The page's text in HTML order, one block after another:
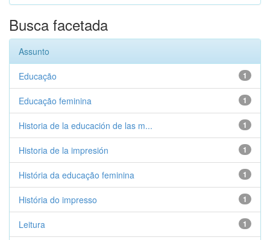
Busca facetada
Assunto
1
Educação
1
Educação feminina
1
Historia de la educación de las m...
1
Historia de la impresión
1
História da educação feminina
1
História do impresso
1
Leitura